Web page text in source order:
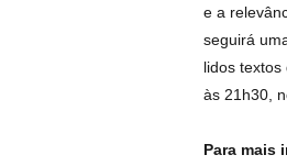
e a
seguirá
lidos
às 21h30,
Para mais